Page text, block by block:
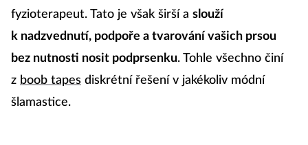
fyzioterapeut. Tato je však širší a slouží
k nadzvednutí, podpoře a tvarování vašich prsou
bez nutnosti nosit podprsenku. Tohle všechno činí
z boob tapes diskrétní řešení v jakékoliv módní
šlamastice.